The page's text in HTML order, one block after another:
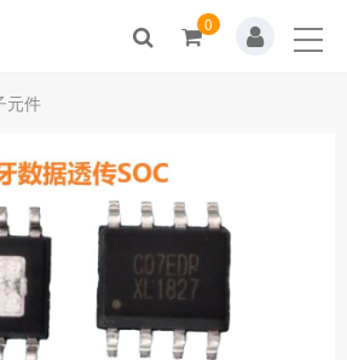
新闻动态
产品展示
解决方案
技术支持
0
元件